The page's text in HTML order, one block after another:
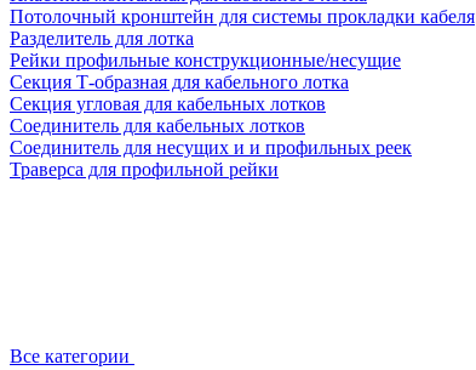
Потолочный кронштейн для системы прокладки кабеля
Разделитель для лотка
Рейки профильные конструкционные/несущие
Секция Т-образная для кабельного лотка
Секция угловая для кабельных лотков
Соединитель для кабельных лотков
Соединитель для несущих и и профильных реек
Траверса для профильной рейки
Все категории